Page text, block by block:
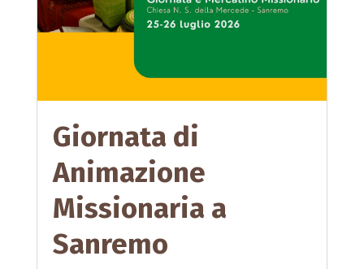
Giornata di
Animazione
Missionaria a
Sanremo